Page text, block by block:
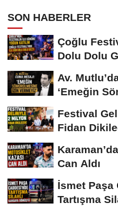
SON HABERLER
Çoğlu
Dolu Dolu
Av.
‘Emeğin
Festival
Fidan
Can Aldı
İsmet Paşa
Tartışma